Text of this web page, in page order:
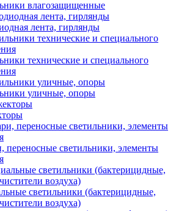
влагозащищенные
лента, гирлянды
технические и специального
уличные, опоры
переносные светильники, элементы
светильники (бактерицидные,
воздуха)